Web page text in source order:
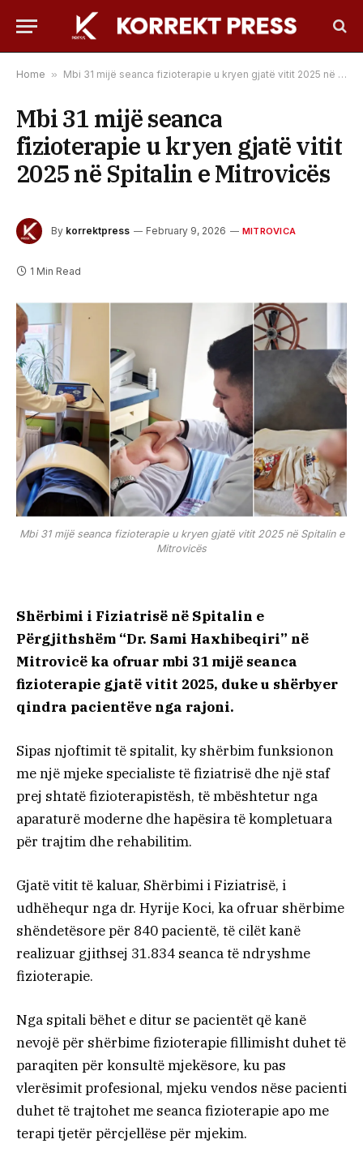
Home » Mbi 31 mijë seanca fizioterapie u kryen gjatë vitit 2025 në Spitalin e Mitrovicës
Mbi 31 mijë seanca
fizioterapie u kryen gjatë vitit
2025 në Spitalin e Mitrovicës
By korrektpress February 9, 2026 MITROVICA
1 Min Read
Mbi 31 mijë seanca fizioterapie u kryen gjatë vitit 2025 në Spitalin e
Mitrovicës
Shërbimi i Fiziatrisë në Spitalin e
Përgjithshëm “Dr. Sami Haxhibeqiri” në
Mitrovicë ka ofruar mbi 31 mijë seanca
fizioterapie gjatë vitit 2025, duke u shërbyer
qindra pacientëve nga rajoni.
Sipas njoftimit të spitalit, ky shërbim funksionon
me një mjeke specialiste të fiziatrisë dhe një staf
prej shtatë fizioterapistësh, të mbështetur nga
aparaturë moderne dhe hapësira të kompletuara
për trajtim dhe rehabilitim.
Gjatë vitit të kaluar, Shërbimi i Fiziatrisë, i
udhëhequr nga dr. Hyrije Koci, ka ofruar shërbime
shëndetësore për 840 pacientë, të cilët kanë
realizuar gjithsej 31.834 seanca të ndryshme
fizioterapie.
Nga spitali bëhet e ditur se pacientët që kanë
nevojë për shërbime fizioterapie fillimisht duhet të
paraqiten për konsultë mjekësore, ku pas
vlerësimit profesional, mjeku vendos nëse pacienti
duhet të trajtohet me seanca fizioterapie apo me
terapi tjetër përcjellëse për mjekim.